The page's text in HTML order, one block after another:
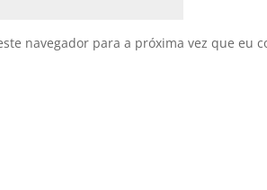
navegador para a próxima vez que eu